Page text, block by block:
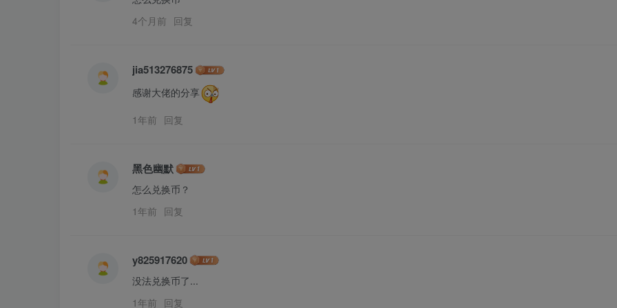
4个月前 回复
jia513276875
感谢大佬的分享
1年前 回复
黑色幽默
怎么兑换币？
1年前 回复
y825917620
没法兑换币了...
1年前 回复